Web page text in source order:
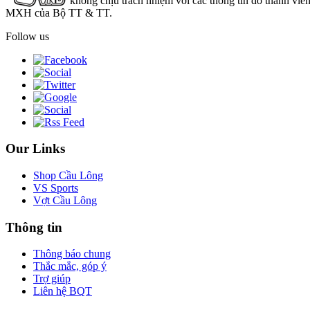
MXH của Bộ TT & TT.
Follow us
Our Links
Shop Cầu Lông
VS Sports
Vợt Cầu Lông
Thông tin
Thông báo chung
Thắc mắc, góp ý
Trợ giúp
Liên hệ BQT